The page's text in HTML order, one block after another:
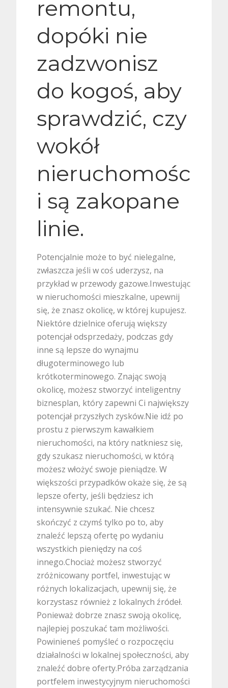
remontu,
dopóki nie
zadzwonisz
do kogoś, aby
sprawdzić, czy
wokół
nieruchomośc
i są zakopane
linie.
Potencjalnie może to być nielegalne,
zwłaszcza jeśli w coś uderzysz, na
przykład w przewody gazowe.Inwestując
w nieruchomości mieszkalne, upewnij
się, że znasz okolicę, w której kupujesz.
Niektóre dzielnice oferują większy
potencjał odsprzedaży, podczas gdy
inne są lepsze do wynajmu
długoterminowego lub
krótkoterminowego. Znając swoją
okolicę, możesz stworzyć inteligentny
biznesplan, który zapewni Ci największy
potencjał przyszłych zysków.Nie idź po
prostu z pierwszym kawałkiem
nieruchomości, na który natkniesz się,
gdy szukasz nieruchomości, w którą
możesz włożyć swoje pieniądze. W
większości przypadków okaże się, że są
lepsze oferty, jeśli będziesz ich
intensywnie szukać. Nie chcesz
skończyć z czymś tylko po to, aby
znaleźć lepszą ofertę po wydaniu
wszystkich pieniędzy na coś
innego.Chociaż możesz stworzyć
zróżnicowany portfel, inwestując w
różnych lokalizacjach, upewnij się, że
korzystasz również z lokalnych źródeł.
Ponieważ dobrze znasz swoją okolicę,
najlepiej poszukać tam możliwości.
Powinieneś pomyśleć o rozpoczęciu
działalności w lokalnej społeczności, aby
znaleźć dobre oferty.Próba zarządzania
portfelem inwestycyjnym nieruchomości